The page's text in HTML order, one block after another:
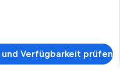
und Verfügbarkeit prüfen